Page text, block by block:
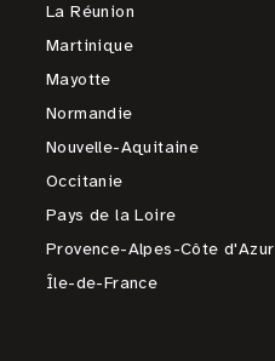
La Réunion
Martinique
Mayotte
Normandie
Nouvelle-Aquitaine
Occitanie
Pays de la Loire
Provence-Alpes-Côte d'Azur
Île-de-France